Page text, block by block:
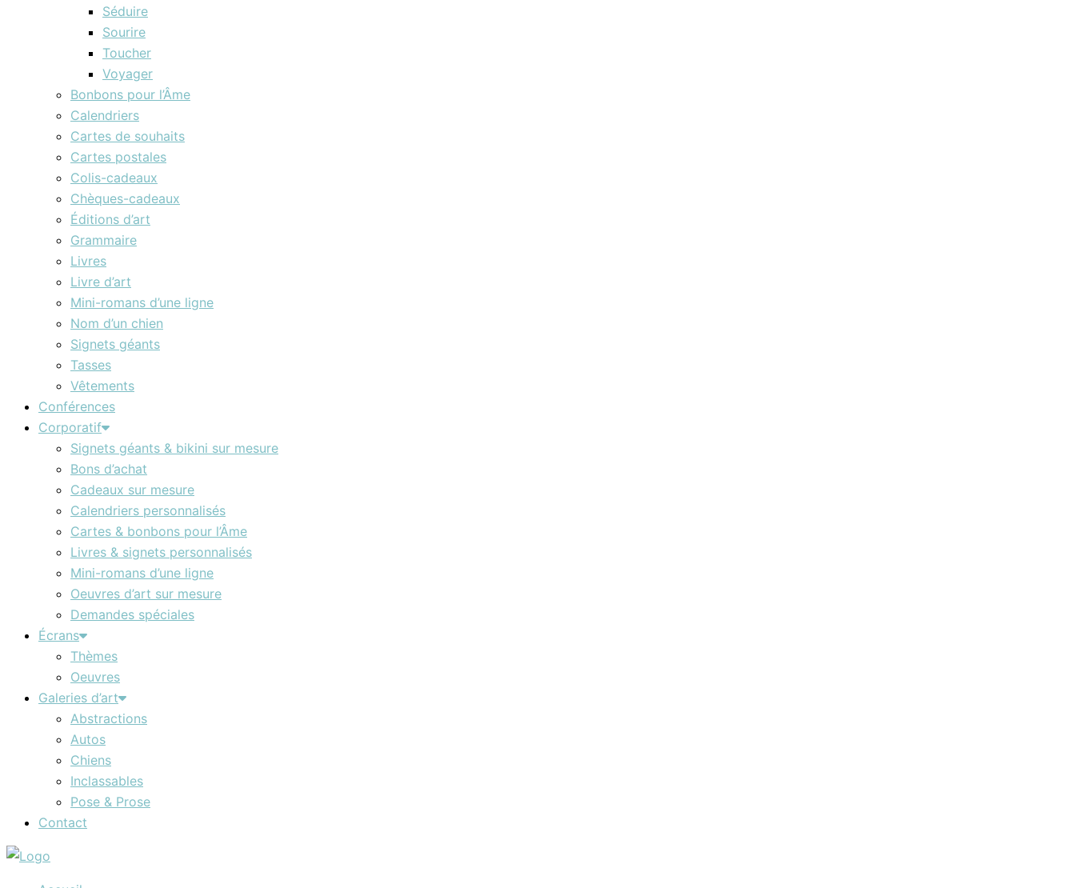
Séduire
Sourire
Toucher
Voyager
Bonbons pour l’Âme
Calendriers
Cartes de souhaits
Cartes postales
Colis-cadeaux
Chèques-cadeaux
Éditions d’art
Grammaire
Livres
Livre d’art
Mini-romans d’une ligne
Nom d’un chien
Signets géants
Tasses
Vêtements
Conférences
Corporatif
Signets géants & bikini sur mesure
Bons d’achat
Cadeaux sur mesure
Calendriers personnalisés
Cartes & bonbons pour l’Âme
Livres & signets personnalisés
Mini-romans d’une ligne
Oeuvres d’art sur mesure
Demandes spéciales
Écrans
Thèmes
Oeuvres
Galeries d’art
Abstractions
Autos
Chiens
Inclassables
Pose & Prose
Contact